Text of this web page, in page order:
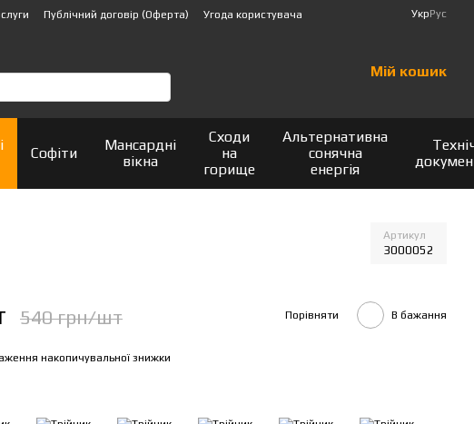
Публічний договір (Оферта)
Угода користувача
УкрРус
Мій кошик
Софіти
Мансардні
вікна
Сходи
на
горище
Альтернативна
сонячна
енергія
Артикул
3000052
540 грн/шт Порівняти В бажання
накопичувальної знижки